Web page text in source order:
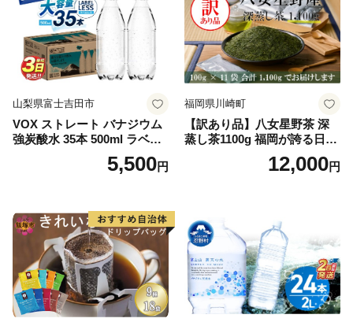
山梨県富士吉田市
VOX ストレート バナジウム
強炭酸水 35本 500ml ラベル
レス【富士吉田市限定カート
5,500円
福岡県川崎町
【訳あり品】八女星野茶 深
蒸し茶1100g 福岡が誇る日本
茶_ 訳アリ 常温 お茶 茶袋 常
備品 おちゃ ocha 茶葉 緑茶
小分け お土産 お取り寄せ グ
ルメ 福岡 九州 福岡県 国産
日本 ふかむし茶 ふかむし 家
庭用 自宅用 ちゃ りょくちゃ
ふかむしちゃ 急須 甘み 川崎
町 送料無料
12,000円